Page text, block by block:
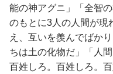
能の神アグニ」「全智
のもとに3人の人間が現
え、互いを羨んでばか
ちは土の化物だ」「人
百姓しろ。百姓しろ。